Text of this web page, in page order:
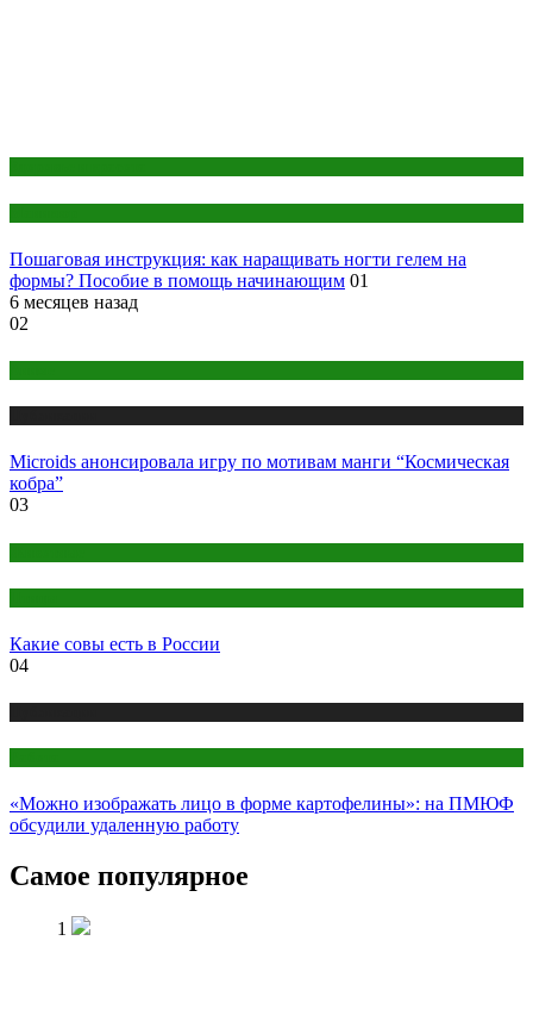
Пошаговая инструкция: как наращивать ногти гелем на
формы? Пособие в помощь начинающим 01
6 месяцев назад
02
Microids анонсировала игру по мотивам манги “Космическая
кобра”
03
Какие совы есть в России
04
«Можно изображать лицо в форме картофелины»: на ПМЮФ
обсудили удаленную работу
Самое популярное
1